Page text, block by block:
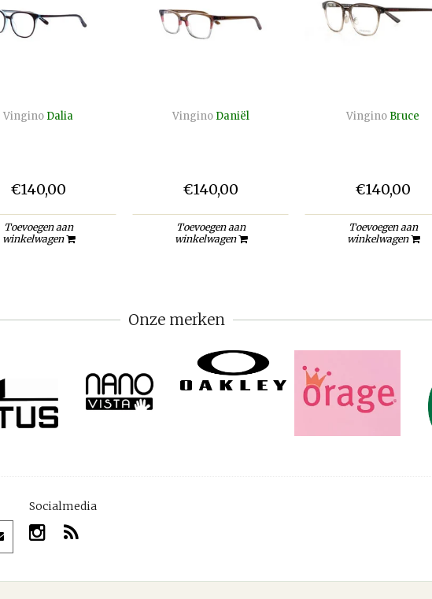
Vingino Dalia
€140,00
Toevoegen aan
winkelwagen
Vingino Daniël
€140,00
Toevoegen aan
winkelwagen
Vingino Bruce
€140,00
Toevoegen aan
winkelwagen
Onze merken
Socialmedia